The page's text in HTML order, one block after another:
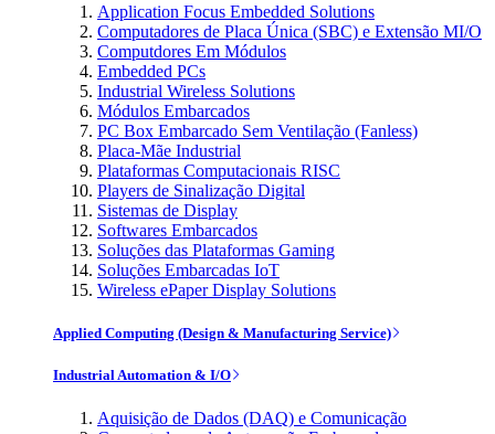
Application Focus Embedded Solutions
Computadores de Placa Única (SBC) e Extensão MI/O
Computdores Em Módulos
Embedded PCs
Industrial Wireless Solutions
Módulos Embarcados
PC Box Embarcado Sem Ventilação (Fanless)
Placa-Mãe Industrial
Plataformas Computacionais RISC
Players de Sinalização Digital
Sistemas de Display
Softwares Embarcados
Soluções das Plataformas Gaming
Soluções Embarcadas IoT
Wireless ePaper Display Solutions
Applied Computing (Design & Manufacturing Service)
Industrial Automation & I/O
Aquisição de Dados (DAQ) e Comunicação